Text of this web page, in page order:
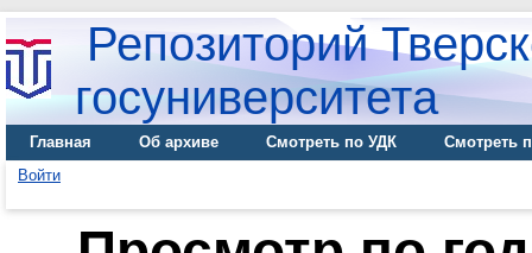
Репозиторий
госуниверситета
Главная Об архиве Смотреть по УДК
Смотреть
Войти